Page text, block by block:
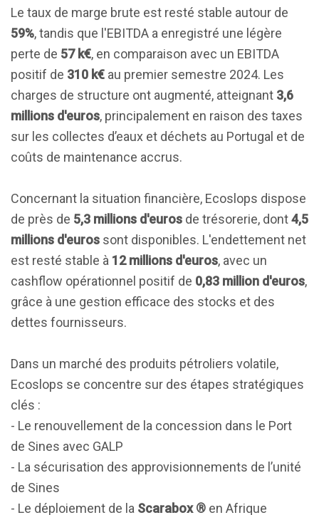
Le taux de marge brute est resté stable autour de
59%, tandis que l'EBITDA a enregistré une légère
perte de 57 k€, en comparaison avec un EBITDA
positif de 310 k€ au premier semestre 2024. Les
charges de structure ont augmenté, atteignant 3,6
millions d'euros, principalement en raison des taxes
sur les collectes d’eaux et déchets au Portugal et de
coûts de maintenance accrus.
Concernant la situation financière, Ecoslops dispose
de près de 5,3 millions d'euros de trésorerie, dont4,5
millions d'euros sont disponibles. L'endettement net
est resté stable à 12 millions d'euros, avec un
cashflow opérationnel positif de 0,83 million d'euros,
grâce à une gestion efficace des stocks et des
dettes fournisseurs.
Dans un marché des produits pétroliers volatile,
Ecoslops se concentre sur des étapes stratégiques
clés :
- Le renouvellement de la concession dans le Port
de Sines avec GALP
- La sécurisation des approvisionnements de l’unité
de Sines
- Le déploiement de la Scarabox ® en Afrique